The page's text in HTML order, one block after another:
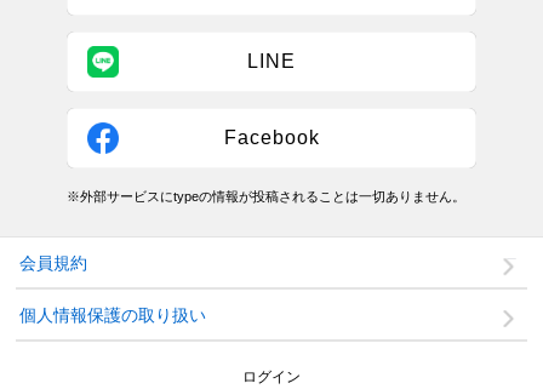
LINE
Facebook
※外部サービスにtypeの情報が投稿されることは一切ありません。
会員規約
個人情報保護の取り扱い
ログイン